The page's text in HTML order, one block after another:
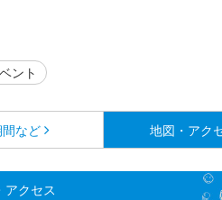
ント
など 地図・アク
アクセス